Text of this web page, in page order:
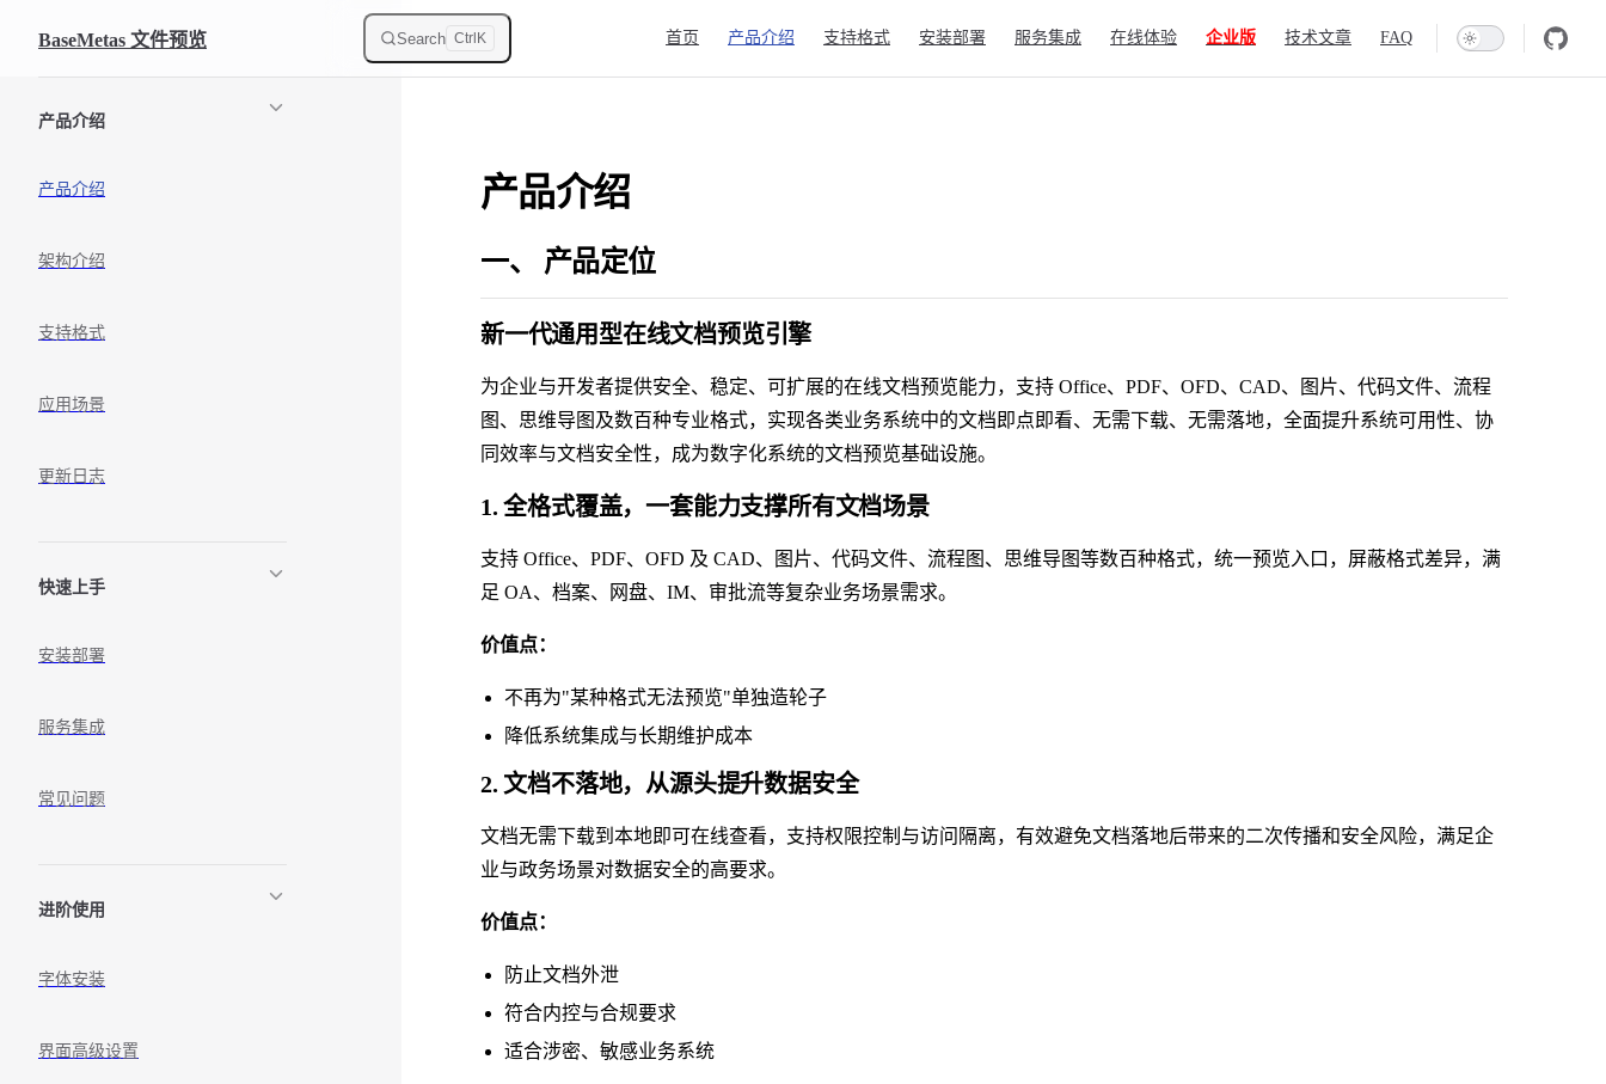
Skip to content
BaseMetas 文件预览 Search Ctrl K 首页 产品介绍 支持格式 安装部署 服务集成 在线体验 企业版 技术文章 FAQ
产品介绍
产品介绍
架构介绍
支持格式
应用场景
更新日志
快速上手
安装部署
服务集成
常见问题
进阶使用
字体安装
界面高级设置
产品介绍
一、 产品定位
新一代通用型在线文档预览引擎
为企业与开发者提供安全、稳定、可扩展的在线文档预览能力，支持 Office、PDF、OFD、CAD、图片、代码文件、流程
图、思维导图及数百种专业格式，实现各类业务系统中的文档即点即看、无需下载、无需落地，全面提升系统可用性、协
同效率与文档安全性，成为数字化系统的文档预览基础设施。
1. 全格式覆盖，一套能力支撑所有文档场景
支持 Office、PDF、OFD 及 CAD、图片、代码文件、流程图、思维导图等数百种格式，统一预览入口，屏蔽格式差异，满
足 OA、档案、网盘、IM、审批流等复杂业务场景需求。
价值点：
不再为"某种格式无法预览"单独造轮子
降低系统集成与长期维护成本
2. 文档不落地，从源头提升数据安全
文档无需下载到本地即可在线查看，支持权限控制与访问隔离，有效避免文档落地后带来的二次传播和安全风险，满足企
业与政务场景对数据安全的高要求。
价值点：
防止文档外泄
符合内控与合规要求
适合涉密、敏感业务系统